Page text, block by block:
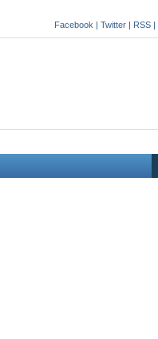
Facebook | Twitter | RSS |